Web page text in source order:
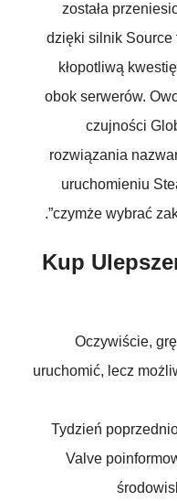
została
dzięki silnik Source
kłopotliwą
obok serwerów.
czujności
rozwiązania
uruchomieniu
czymże wybrać
Kup
Oczywiście,
uruchomić, lecz
Tydzień
Valve